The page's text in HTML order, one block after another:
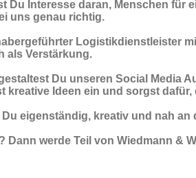
Du Interesse daran, Menschen für
uns genau richtig.
Logistikdienstleister
als Verstärkung.
Du unseren Social Media
kreative Ideen ein und sorgst
Du eigenständig, kreativ und nah
Dann werde Teil von Wiedmann &